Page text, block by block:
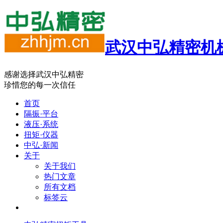
武汉中弘精密机
感谢选择武汉中弘精密
珍惜您的每一次信任
首页
隔振·平台
液压·系统
扭矩·仪器
中弘·新闻
关于
关于我们
热门文章
所有文档
标签云